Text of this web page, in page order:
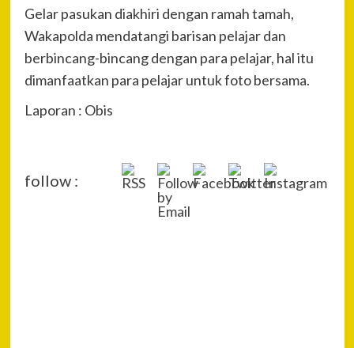
Gelar pasukan diakhiri dengan ramah tamah,
Wakapolda mendatangi barisan pelajar dan
berbincang-bincang dengan para pelajar, hal itu
dimanfaatkan para pelajar untuk foto bersama.
Laporan : Obis
follow :